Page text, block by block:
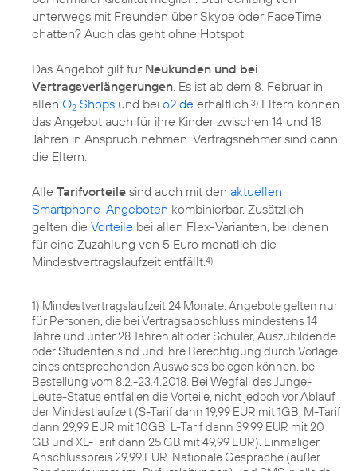
unterwegs mit Freunden über Skype oder FaceTime
chatten? Auch das geht ohne Hotspot.
Das Angebot gilt für Neukunden und bei
Vertragsverlängerungen . Es ist ab dem 8. Februar in
allen O2 Shops und bei o2.de erhältlich. 3) Eltern können
das Angebot auch für ihre Kinder zwischen 14 und 18
Jahren in Anspruch nehmen. Vertragsnehmer sind dann
die Eltern.
Alle Tarifvorteile sind auch mit den aktuellen
Smartphone-Angeboten kombinierbar. Zusätzlich
gelten die Vorteile bei allen Flex-Varianten, bei denen
für eine Zuzahlung von 5 Euro monatlich die
Mindestvertragslaufzeit entfällt. 4)
1) Mindestvertragslaufzeit 24 Monate. Angebote gelten nur
für Personen, die bei Vertragsabschluss mindestens 14
Jahre und unter 28 Jahren alt oder Schüler, Auszubildende
oder Studenten sind und ihre Berechtigung durch Vorlage
eines entsprechenden Ausweises belegen können, bei
Bestellung vom 8.2.-23.4.2018. Bei Wegfall des Junge-
Leute-Status entfallen die Vorteile, nicht jedoch vor Ablauf
der Mindestlaufzeit (S-Tarif dann 19,99 EUR mit 1GB, M-Tarif
dann 29,99 EUR mit 10GB, L-Tarif dann 39,99 EUR mit 20
GB und XL-Tarif dann 25 GB mit 49,99 EUR). Einmaliger
Anschlusspreis 29,99 EUR. Nationale Gespräche (außer